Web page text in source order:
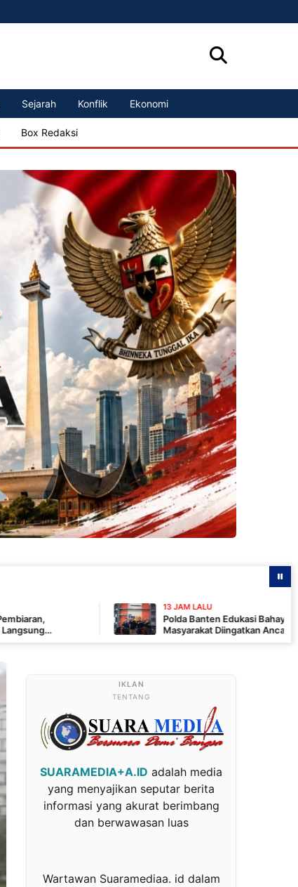
Sejarah Konflik Ekonomi
Box Redaksi
13 JAM LALU
Polda Banten Edukasi Bahaya Karhutla Lewat
Masyarakat Diingatkan Ancaman Pidana
TENTANG
SUARAMEDIA+A.ID adalah media
yang menyajikan seputar berita
informasi yang akurat berimbang
dan berwawasan luas
Wartawan Suaramediaa. id dalam